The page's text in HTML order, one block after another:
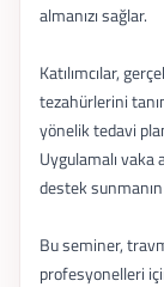
almanızı sağlar.
Katılımcılar,
tezahürlerini
yönelik tedavi
Uygulamalı
destek
Bu seminer,
profesyonelleri